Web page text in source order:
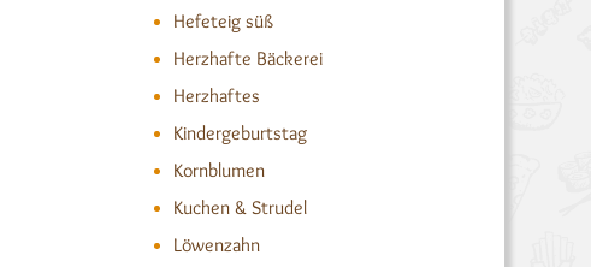
Hefeteig süß
Herzhafte Bäckerei
Herzhaftes
Kindergeburtstag
Kornblumen
Kuchen & Strudel
Löwenzahn